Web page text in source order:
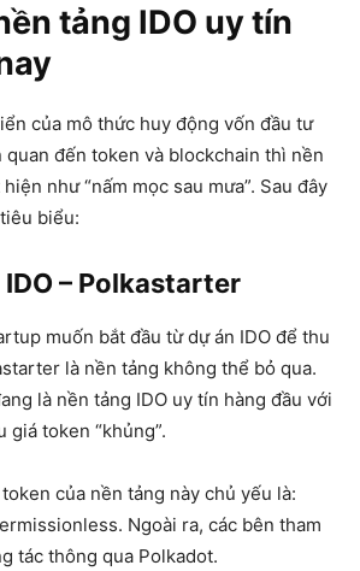
tảng IDO uy tín
của mô thức huy động vốn đầu tư
quan đến token và blockchain thì nền
như “nấm mọc sau mưa”. Sau đây
biểu:
– Polkastarter
muốn bắt đầu từ dự án IDO để thu
là nền tảng không thể bỏ qua.
là nền tảng IDO uy tín hàng đầu với
giá token “khủng”.
của nền tảng này chủ yếu là:
Ngoài ra, các bên tham
tác thông qua Polkadot.